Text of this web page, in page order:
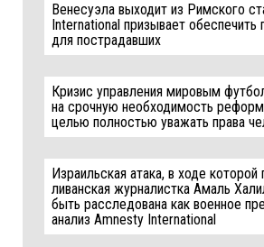
Венесуэла выходит из Римского
International призывает обеспечить
для пострадавших
Кризис управления мировым
на срочную необходимость
целью полностью уважать права
Израильская атака, в ходе которой
ливанская журналистка Амаль
быть расследована как военное
анализ Amnesty International